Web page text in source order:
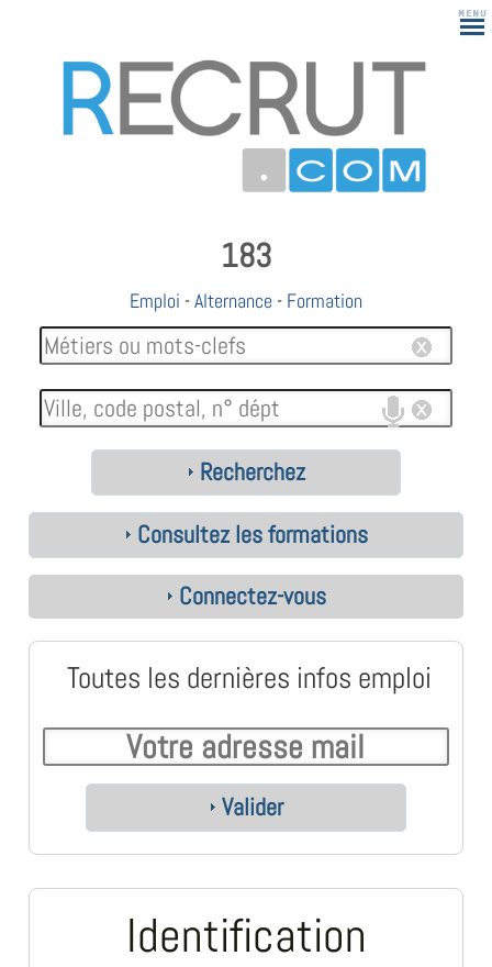
183
Emploi -Alternance - Formation
Recherchez
Consultez les formations
Connectez-vous
Toutes les dernières infos emploi
Valider
Identification